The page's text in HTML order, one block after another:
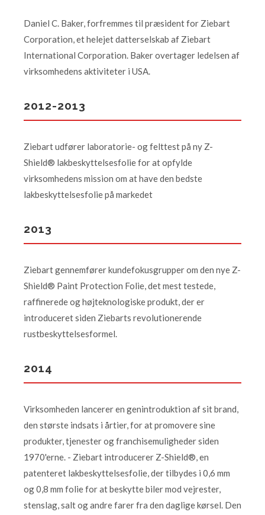
Daniel C. Baker, forfremmes til præsident for Ziebart
Corporation, et helejet datterselskab af Ziebart
International Corporation. Baker overtager ledelsen af
virksomhedens aktiviteter i USA.
2012-2013
Ziebart udfører laboratorie- og felttest på ny Z-
Shield® lakbeskyttelsesfolie for at opfylde
virksomhedens mission om at have den bedste
lakbeskyttelsesfolie på markedet
2013
Ziebart gennemfører kundefokusgrupper om den nye Z-
Shield® Paint Protection Folie, det mest testede,
raffinerede og højteknologiske produkt, der er
introduceret siden Ziebarts revolutionerende
rustbeskyttelsesformel.
2014
Virksomheden lancerer en genintroduktion af sit brand,
den største indsats i årtier, for at promovere sine
produkter, tjenester og franchisemuligheder siden
1970'erne. - Ziebart introducerer Z-Shield®, en
patenteret lakbeskyttelsesfolie, der tilbydes i 0,6 mm
og 0,8 mm folie for at beskytte biler mod vejrester,
stenslag, salt og andre farer fra den daglige kørsel. Den